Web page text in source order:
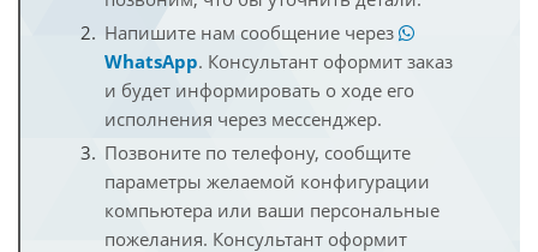
Напишите нам сообщение через
WhatsApp. Консультант оформит заказ
и будет информировать о ходе его
исполнения через мессенджер.
Позвоните по телефону, сообщите
параметры желаемой конфигурации
компьютера или ваши персональные
пожелания. Консультант оформит